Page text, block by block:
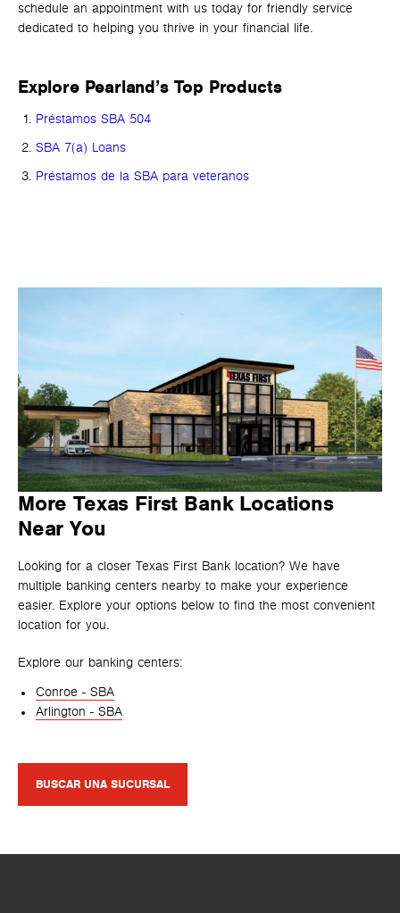
schedule an appointment with us today for friendly service
dedicated to helping you thrive in your financial life.
Explore Pearland’s Top Products
Préstamos SBA 504
SBA 7(a) Loans
Préstamos de la SBA para veteranos
More Texas First Bank Locations
Near You
Looking for a closer Texas First Bank location? We have
multiple banking centers nearby to make your experience
easier. Explore your options below to find the most convenient
location for you.
Explore our banking centers:
Conroe - SBA
Arlington - SBA
BUSCAR UNA SUCURSAL